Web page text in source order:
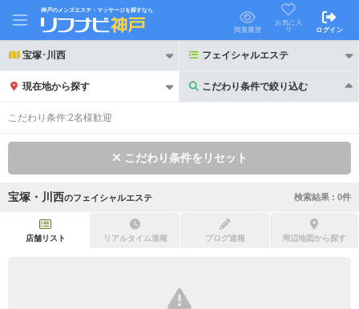
神戸のメンズエステ・マッサージを探すなら
閲覧履歴
お気に入
り
ログイン
宝塚･川西 フェイシャルエステ
現在地から探す こだわり条件で絞り込む
こだわり条件で絞り込む
初回割引あり リピーター割引あり
こだわり条件:2名様歓迎
こだわり条件をリセット
宝塚・川西のフェイシャルエステ 検索結果 : 0件
店舗リスト リアルタイム速報 ブログ速報 周辺地図から探す